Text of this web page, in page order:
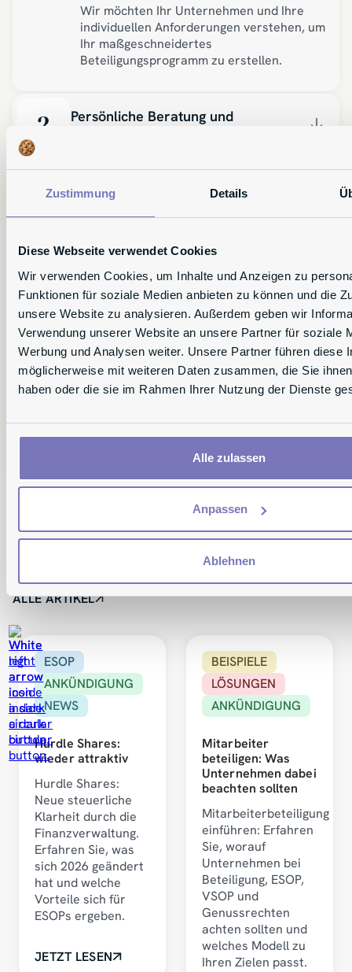
Zustimmung Details
Diese Webseite verwendet Cookies
Wir verwenden Cookies, um Inhalte und Anzeigen zu
Funktionen für soziale Medien anbieten zu können und die
unsere Website zu analysieren. Außerdem geben wir
Verwendung unserer Website an unsere Partner für soziale
Werbung und Analysen weiter. Unsere Partner führen diese
möglicherweise mit weiteren Daten zusammen, die Sie
haben oder die sie im Rahmen Ihrer Nutzung der Dienste
Alle zulassen
Anpassen
Ablehnen
Wir möchten Ihr Unternehmen und Ihre
individuellen Anforderungen verstehen, um
Ihr maßgeschneidertes
Beteiligungsprogramm zu erstellen.
2
Persönliche Beratung und
& Ihre MitarbeiterInnen zu finden - und
formulieren die notwendigen Verträge
3
Zusenden Ihres sofort-nutzbaren
Vertragswerkes
Innerhalb weniger Tage erstellen wir ihr
maßgeschneidertes Beteiligungsprogramm
- sofort einsetzbar, rechtssicher und
zielorientiert.
Informationen, Beispiele, Tipps & mehr
ALLE ARTIKEL
ESOP
ANKÜNDIGUNG
NEWS
Hurdle Shares:
wieder attraktiv
Hurdle Shares:
Neue steuerliche
Klarheit durch die
Finanzverwaltung.
Erfahren Sie, was
sich 2026 geändert
hat und welche
Vorteile sich für
ESOPs ergeben.
JETZT LESEN
BEISPIELE
LÖSUNGEN
ANKÜNDIGUNG
Mitarbeiter
beteiligen: Was
Unternehmen dabei
beachten sollten
Mitarbeiterbeteiligung
einführen: Erfahren
Sie, worauf
Unternehmen bei
Beteiligung, ESOP,
VSOP und
Genussrechten
achten sollten und
welches Modell zu
Ihren Zielen passt.